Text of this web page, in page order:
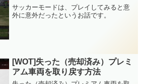
サッカーモードは、プレイしてみると意
外に意外だったというお話です。
[WOT]失った（売却済み）プレミ
アム車両を取り戻す方法